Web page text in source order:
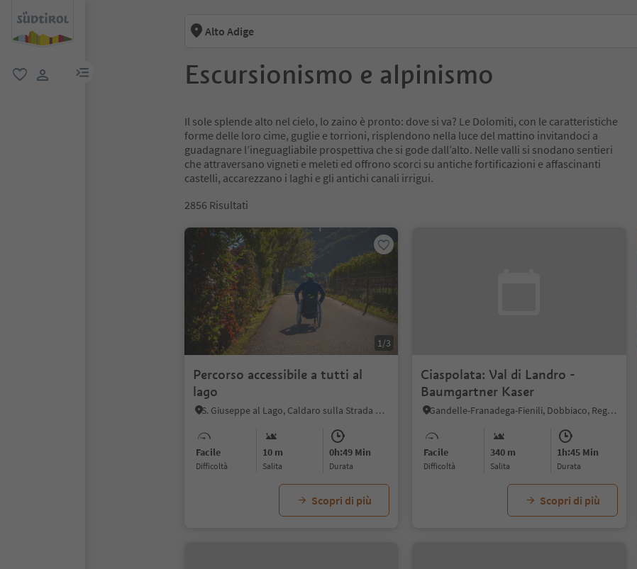
menu link
Alto Adige
Escursionismo e alpinismo
Il sole splende alto nel cielo, lo zaino è pronto: dove si va? Le Dolomiti, con le caratteristiche
forme delle loro cime, guglie e torrioni, risplendono nella luce del mattino invitandoci a
guadagnare l’ineguagliabile prospettiva che si gode dall’alto. Nelle valli si snodano sentieri
che attraversano vigneti e meleti ed offrono scorci su antiche fortificazioni e affascinanti
castelli, accarezzano i laghi e gli antichi canali irrigui.
2856 Risultati
1/3
Percorso accessibile a tutti al
lago
S. Giuseppe al Lago, Caldaro sulla Strada del Vino, Strada del Vino
Facile
Difficoltà
10 m
Salita
0h:49 Min
durata
Scopri di più
Ciaspolata: Val di Landro -
Baumgartner Kaser
Gandelle-Franadega-Fienili, Dobbiaco, Regione dolomitica 3 Cime
Facile
Difficoltà
340 m
Salita
1h:45 Min
durata
Scopri di più